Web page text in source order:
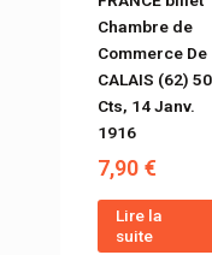
Chambre de
Commerce De
CALAIS (62) 50
Cts, 14 Janv.
1916
7,90€
Lire la
suite